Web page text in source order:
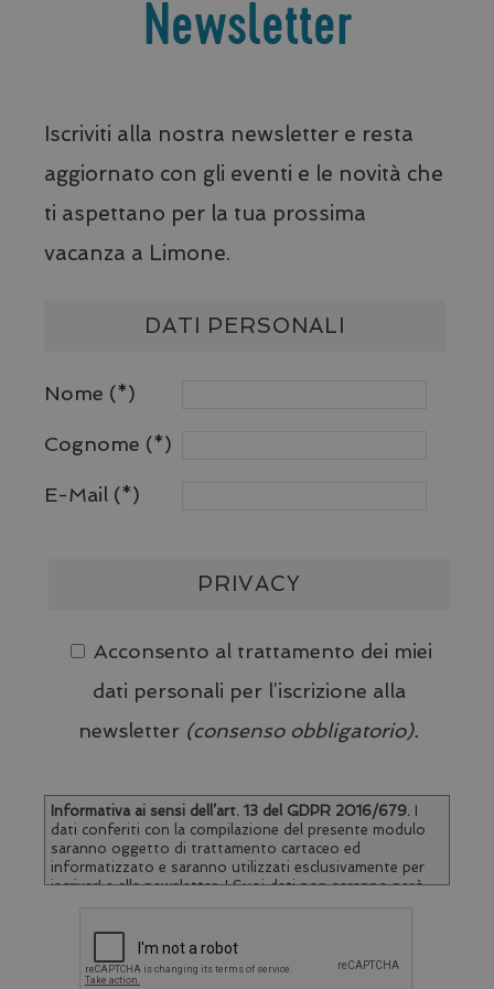
Newsletter
Iscriviti alla nostra newsletter e resta
aggiornato con gli eventi e le novità che
ti aspettano per la tua prossima
vacanza a Limone.
DATI PERSONALI
Nome
Cognome
E-Mail
PRIVACY
dati personali per l’iscrizione alla
newsletter (consenso obbligatorio).
Informativa ai sensi dell’art. 13 del GDPR 2016/679. I
dati conferiti con la compilazione del presente modulo
saranno oggetto di trattamento cartaceo ed
informatizzato e saranno utilizzati esclusivamente per
iscriverLa alla newsletter. I Suoi dati non saranno però
rivolgersi per l’esercizio dei Suoi diritti, tra cui rientrano
il diritto d’accesso ai dati, d’integrazione, rettifica e
cancellazione. Per la visione dell’informativa completa si